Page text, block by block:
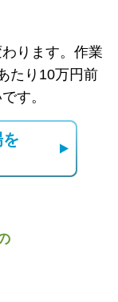
ります。作業
たり10万円前
す。